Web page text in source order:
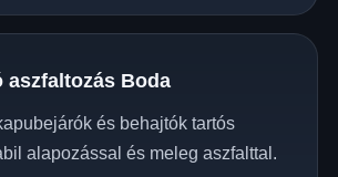
aszfaltozás Boda
és behajtók tartós
alapozással és meleg aszfalttal.